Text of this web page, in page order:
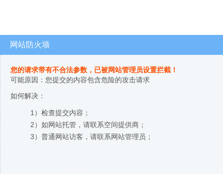
网站防火墙
您的请求带有不合法参数，已被网站管理员设置拦截！
可能原因：您提交的内容包含危险的攻击请求
如何解决：
1）检查提交内容；
2）如网站托管，请联系空间提供商；
3）普通网站访客，请联系网站管理员；